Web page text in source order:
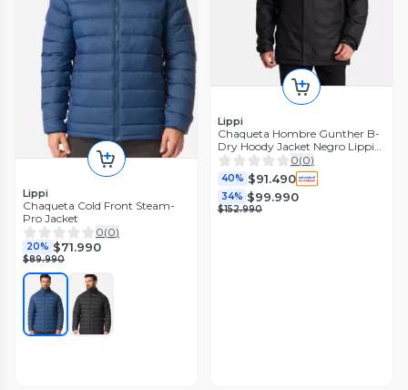
Lippi
Chaqueta Cold Front Steam-
Pro Jacket
0(0)
20% $71.990
$89.990
Lippi
Chaqueta Hombre Gunther B-
Dry Hoody Jacket Negro Lippi
I25
0(0)
40% $91.490
34% $99.990
$152.990